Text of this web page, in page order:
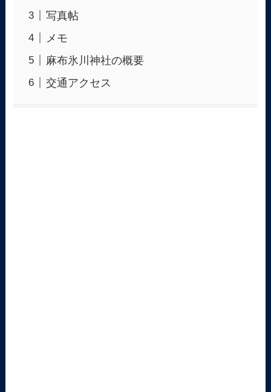
写真帖
メモ
麻布氷川神社の概要
交通アクセス